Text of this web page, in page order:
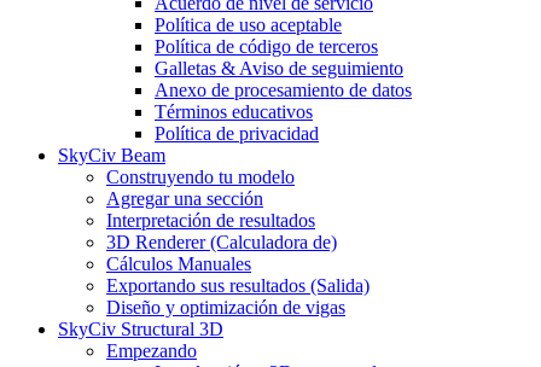
Política de uso aceptable
Política de código de terceros
Galletas & Aviso de seguimiento
Anexo de procesamiento de datos
Términos educativos
Política de privacidad
SkyCiv Beam
Construyendo tu modelo
Agregar una sección
Interpretación de resultados
3D Renderer (Calculadora de)
Cálculos Manuales
Exportando sus resultados (Salida)
Diseño y optimización de vigas
SkyCiv Structural 3D
Empezando